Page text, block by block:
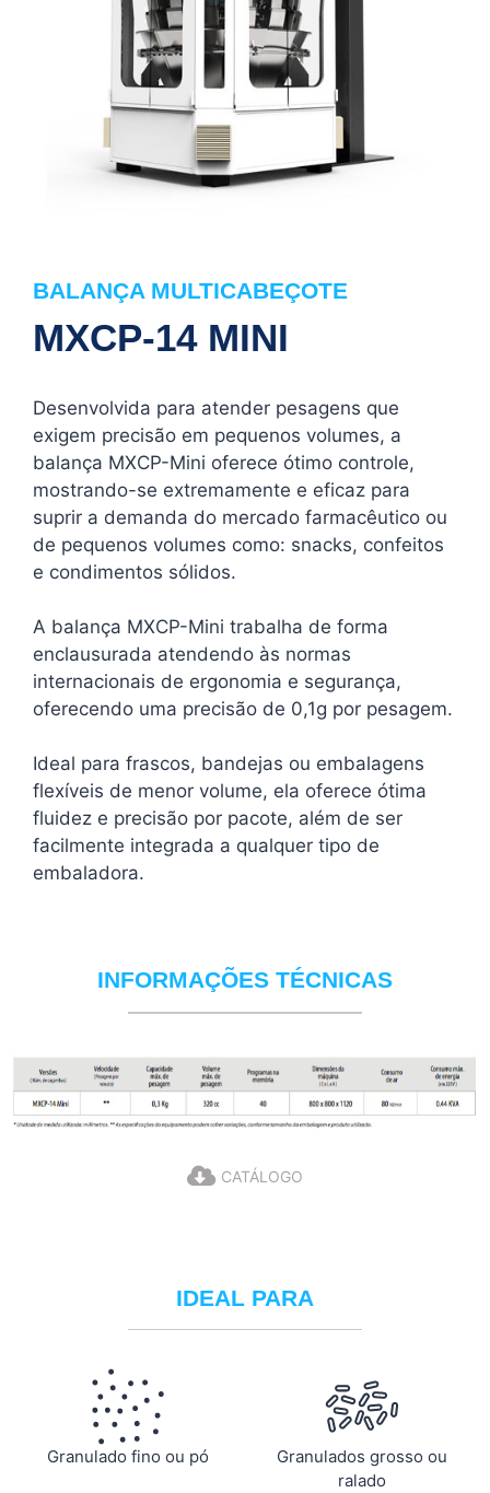
BALANÇA MULTICABEÇOTE
MXCP-14 MINI
Desenvolvida para atender pesagens que
exigem precisão em pequenos volumes, a
balança MXCP-Mini oferece ótimo controle,
mostrando-se extremamente e eficaz para
suprir a demanda do mercado farmacêutico ou
de pequenos volumes como: snacks, confeitos
e condimentos sólidos.
A balança MXCP-Mini trabalha de forma
enclausurada atendendo às normas
internacionais de ergonomia e segurança,
oferecendo uma precisão de 0,1g por pesagem.
Ideal para frascos, bandejas ou embalagens
flexíveis de menor volume, ela oferece ótima
fluidez e precisão por pacote, além de ser
facilmente integrada a qualquer tipo de
embaladora.
IDEAL PARA
Granulado fino ou pó
Granulados grosso ou
ralado
INFORMAÇÕES TÉCNICAS
CATÁLOGO